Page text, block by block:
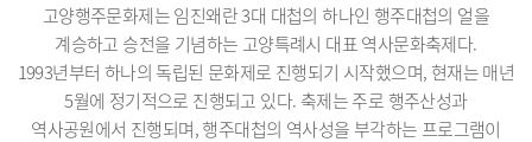
고양행주문화제는 임진왜란 3대 대첩의 하나인 행주대첩의 얼을
계승하고 승전을 기념하는 고양특례시 대표 역사문화축제다.
1993년부터 하나의 독립된 문화제로 진행되기 시작했으며, 현재는 매년
5월에 정기적으로 진행되고 있다. 축제는 주로 행주산성과
역사공원에서 진행되며, 행주대첩의 역사성을 부각하는 프로그램이